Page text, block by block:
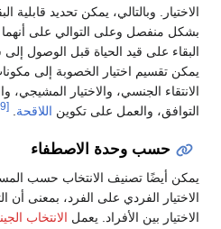
الاختيار. وبالتالي، يمكن تحديد قابلية
بشكل منفصل وعلى التوالي على أنهما
البقاء على قيد الحياة قبل الوصول
يمكن تقسيم اختيار الخصوبة إلى
الانتقاء الجنسي، والاختيار المشيجي،
التوافق، والعمل على تكوين اللاقحة [79]
حسب وحدة الاصطفاء
يمكن أيضًا تصنيف الانتخاب حسب
الاختيار الفردي على الفرد، بمعنى أن
الاختيار بين الأفراد. يعمل الانتخاب